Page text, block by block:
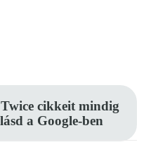
cikkeit mindig
a Google-ben